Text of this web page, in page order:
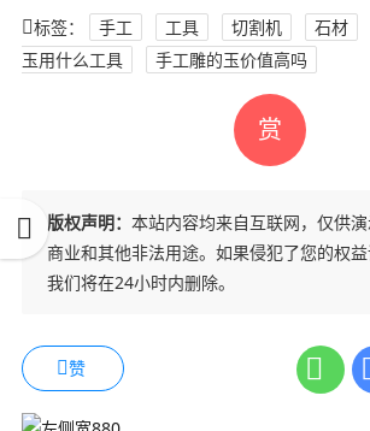
标签： 手工 工具 切割机 石材
玉用什么工具
手工雕的玉价值高吗
赏
版权声明： 本站内容均来自互联网，仅供
商业和其他非法用途。如果侵犯了您的权益
我们将在24小时内删除。
赞